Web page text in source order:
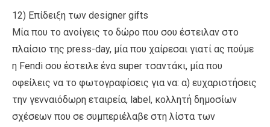
12) Επίδειξη των designer gifts
Μία που το ανοίγεις το δώρο που σου έστειλαν στο
πλαίσιο της press-day, μία που χαίρεσαι γιατί ας πούμε
η Fendi σου έστειλε ένα super τσαντάκι, μία που
οφείλεις να το φωτογραφίσεις για να: α) ευχαριστήσεις
την γενναιόδωρη εταιρεία, label, κολλητή δημοσίων
σχέσεων που σε συμπεριέλαβε στη λίστα των